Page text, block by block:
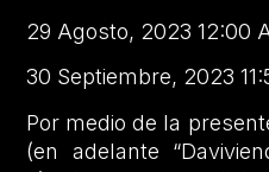
29 Agosto, 2023 12:00
30 Septiembre, 2023
Por medio de la
(en adelante